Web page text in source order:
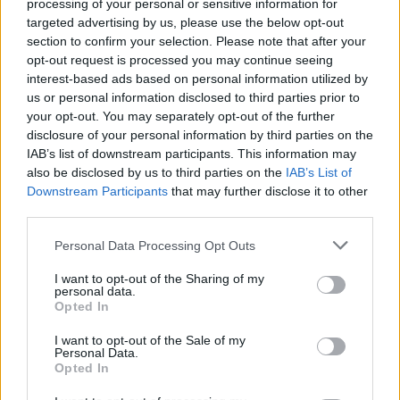
processing of your personal or sensitive information for
targeted advertising by us, please use the below opt-out
section to confirm your selection. Please note that after your
opt-out request is processed you may continue seeing
interest-based ads based on personal information utilized by
us or personal information disclosed to third parties prior to
your opt-out. You may separately opt-out of the further
disclosure of your personal information by third parties on the
IAB’s list of downstream participants. This information may
also be disclosed by us to third parties on the IAB’s List of
Downstream Participants that may further disclose it to other
Personal Data Processing Opt Outs
I want to opt-out of the Sharing of my
personal data.
Opted In
I want to opt-out of the Sale of my
Personal Data.
Opted In
Καλπάζει το ηλεκτρονικό εμπόριο
Από: EBR | Τρίτη, 20 Ιανουαρίου 2026
Η φετινή εορταστική περίοδος δεν κατέγραψε απλώς ιστορικό
ρεκόρ πωλήσεων στο ηλεκτρονικό εμπόριο, αλλά ανέδειξε μια
δομική μετατόπιση στο πώς λειτουργεί πλέον το λιανεμπόριο
χρηματοοικονομικές λειτουργίες
Η υιοθέτηση της τεχνητής νοημοσύνης στον χρηματοοικονομικό
τομέα συνεχίζεται με σταθερό ρυθμό, χωρίς ωστόσο το άλμα των